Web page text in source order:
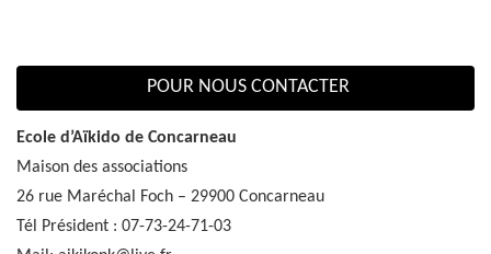
POUR NOUS CONTACTER
Ecole d’Aïkido de Concarneau
Maison des associations
26 rue Maréchal Foch – 29900 Concarneau
Tél Président : 07-73-24-71-03